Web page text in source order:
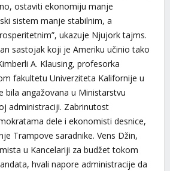
ostaviti ekonomiju manje
sistem manje stabilnim, a
ukazuje Njujork tajms.
sastojak koji je Ameriku učinio tako
A. Klausing, profesorka
fakultetu Univerziteta Kalifornije u
bila angažovana u Ministarstvu
administraciji. Zabrinutost
dele i ekonomisti desnice,
Trampove saradnike. Vens Džin,
u Kancelariji za budžet tokom
hvali napore administracije da